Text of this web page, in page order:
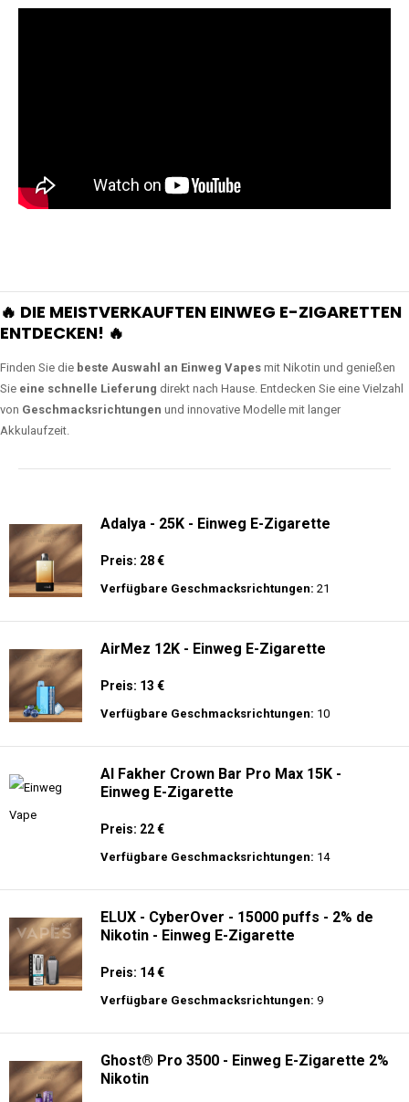
🔥 DIE MEISTVERKAUFTEN EINWEG E-ZIGARETTEN
ENTDECKEN! 🔥
Finden Sie die beste Auswahl an Einweg Vapes mit Nikotin und genießen
Sie eine schnelle Lieferung direkt nach Hause. Entdecken Sie eine Vielzahl
von Geschmacksrichtungen und innovative Modelle mit langer
Akkulaufzeit.
Adalya - 25K - Einweg E-Zigarette
Preis: 28 €
Verfügbare Geschmacksrichtungen: 21
AirMez 12K - Einweg E-Zigarette
Preis: 13 €
Verfügbare Geschmacksrichtungen: 10
Al Fakher Crown Bar Pro Max 15K -
Einweg E-Zigarette
Preis: 22 €
Verfügbare Geschmacksrichtungen: 14
ELUX - CyberOver - 15000 puffs - 2% de
Nikotin - Einweg E-Zigarette
Preis: 14 €
Verfügbare Geschmacksrichtungen: 9
Ghost® Pro 3500 - Einweg E-Zigarette 2%
Nikotin